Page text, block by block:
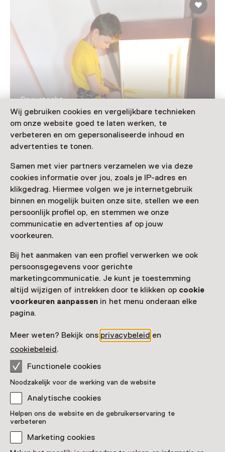
Wij gebruiken cookies en vergelijkbare technieken
om onze website goed te laten werken, te
verbeteren en om gepersonaliseerde inhoud en
advertenties te tonen.
Samen met vier partners verzamelen we via deze
cookies informatie over jou, zoals je IP-adres en
klikgedrag. Hiermee volgen we je internetgebruik
binnen en mogelijk buiten onze site, stellen we een
persoonlijk profiel op, en stemmen we onze
communicatie en advertenties af op jouw
voorkeuren.
Bij het aanmaken van een profiel verwerken we ook
persoonsgegevens voor gerichte
marketingcommunicatie. Je kunt je toestemming
altijd wijzigen of intrekken door te klikken op cookie
voorkeuren aanpassen in het menu onderaan elke
pagina.
Meer weten? Bekijk ons privacybeleid en
cookiebeleid.
Functionele cookies
Noodzakelijk voor de werking van de website
Analytische cookies
Helpen ons de website en de gebruikerservaring te
verbeteren
Marketing cookies
Speurtocht
Lieveheersbeestje op Solder
Voor 5 t/m 12 jaar
Nog meer ontdekken
Hairy Magdalena
Pronkstuk